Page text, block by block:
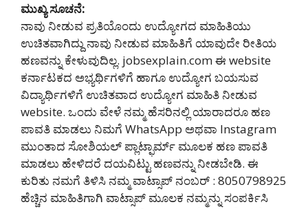
ಮುಖ್ಯ ಸೂಚನೆ:
ನಾವು ನೀಡುವ ಪ್ರತಿಯೊಂದು ಉದ್ಯೋಗದ ಮಾಹಿತಿಯು
ಉಚಿತವಾಗಿದ್ದು ನಾವು ನೀಡುವ ಮಾಹಿತಿಗೆ ಯಾವುದೇ ರೀತಿಯ
ಹಣವನ್ನು ಕೇಳುವುದಿಲ್ಲ. jobsexplain.com ಈ website
ಕರ್ನಾಟಕದ ಅಭ್ಯರ್ಥಿಗಳಿಗೆ ಹಾಗೂ ಉದ್ಯೋಗ ಬಯಸುವ
ವಿದ್ಯಾರ್ಥಿಗಳಿಗೆ ಉಚಿತವಾದ ಉದ್ಯೋಗ ಮಾಹಿತಿ ನೀಡುವ
website. ಒಂದು ವೇಳೆ ನಮ್ಮ ಹೆಸರಿನಲ್ಲಿ ಯಾರಾದರೂ ಹಣ
ಪಾವತಿ ಮಾಡಲು ನಿಮಗೆ WhatsApp ಅಥವಾ Instagram
ಮುಂತಾದ ಸೋಶಿಯಲ್ ಪ್ಲಾಟ್ಫಾರ್ಮ್ ಮೂಲಕ ಹಣ ಪಾವತಿ
ಮಾಡಲು ಹೇಳಿದರೆ ದಯವಿಟ್ಟು ಹಣವನ್ನು ನೀಡಬೇಡಿ‌. ಈ
ಕುರಿತು ನಮಗೆ ತಿಳಿಸಿ ನಮ್ಮ ವಾಟ್ಸಾಪ್ ನಂಬರ್ : 8050798925
ಹೆಚ್ಚಿನ ಮಾಹಿತಿಗಾಗಿ ವಾಟ್ಸಾಪ್ ಮೂಲಕ ನಮ್ಮನ್ನು ಸಂಪರ್ಕಿಸಿ